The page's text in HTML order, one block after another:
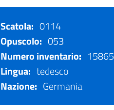
Scatola: 0114
Opuscolo: 053
Numero inventario: 15865
Lingua: tedesco
Nazione: Germania